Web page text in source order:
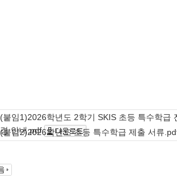
(붙임1)2026학년도 2학기 SKIS 초등 특수학급
경 안내.pdf
(붙임2)2026학년도 초등 특수학급 제출 서류